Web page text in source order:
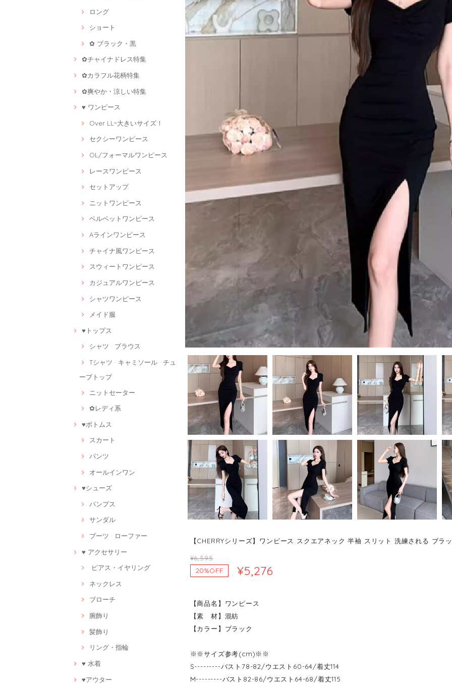
ロング
ショート
✿ ブラック・黒
✿チャイナドレス特集
✿カラフル花柄特集
✿爽やか・涼しい特集
♥ ワンピース
Over LL~大きいサイズ！
セクシーワンピース
OL/フォーマルワンピース
レースワンピース
セットアップ
ニットワンピース
ベルベットワンピース
Aラインワンピース
チャイナ風ワンピース
スウィートワンピース
カジュアルワンピース
シャツワンピース
メイド服
♥トップス
シャツ · ブラウス
Tシャツ · キャミソール · チュ
ーブトップ
ニットセーター
✿レディ系
♥ボトムス
スカート
パンツ
オールインワン
♥シューズ
パンプス
サンダル
ブーツ · ローファー
♥ アクセサリー
ピアス・イヤリング
ネックレス
ブローチ
腕飾り
髪飾り
リング・指輪
♥ 水着
♥アウター
【CHERRYシリーズ】ワンピース スクエアネック 半袖 スリット 洗練される ブラ
¥6,595
20%OFF
¥5,276
【商品名】ワンピース
【素 材】混紡
【カラー】ブラック
※※サイズ参考(cm)※※
S---------バスト78-82/ウエスト60-64/着丈114
M---------バスト82-86/ウエスト64-68/着丈115